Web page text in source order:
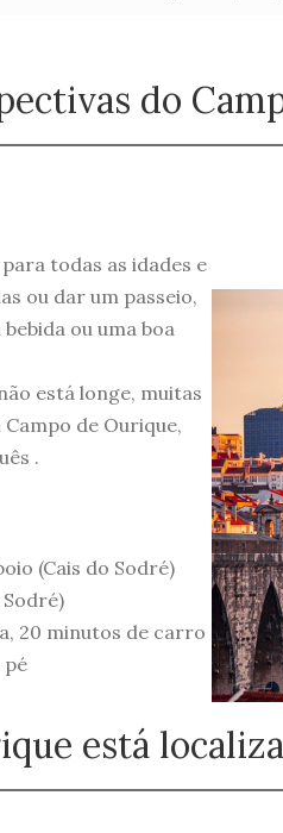
do
todas as idades e
ou dar um passeio,
ou uma boa
está longe, muitas
de Ourique,
.
(Cais do Sodré)
20 minutos de carro
pé
está